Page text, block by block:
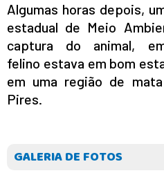
Algumas horas depois,
estadual de Meio
captura do animal,
felino estava em bom
em uma região de
Pires.
GALERIA DE FOTOS